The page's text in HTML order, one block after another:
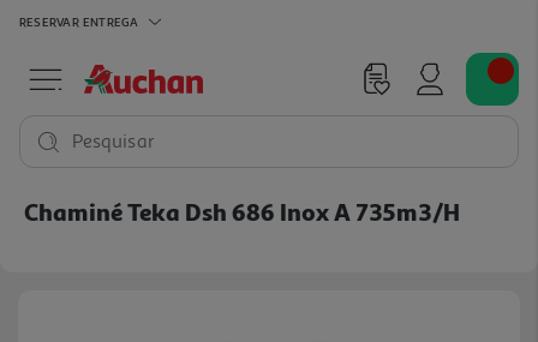
RESERVAR ENTREGA
Pesquisar
Chaminé Teka Dsh 686 Inox A 735m3/h